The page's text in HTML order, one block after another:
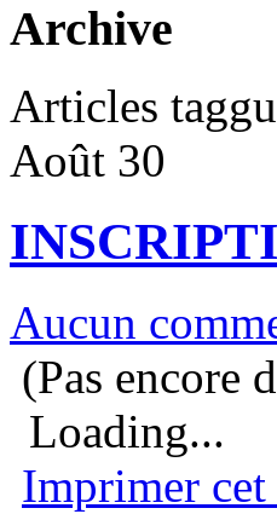
Archive
Articles
Août 30
Aucun
(Pas encore
Loading...
Imprimer